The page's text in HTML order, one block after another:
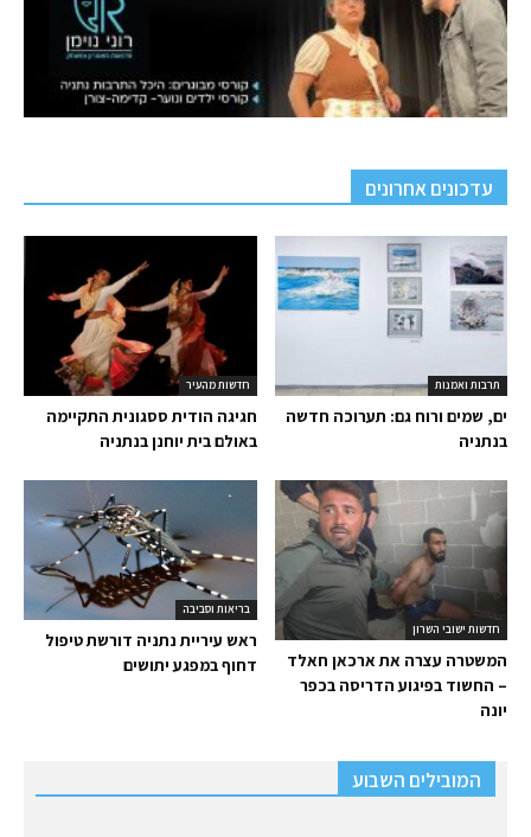
עדכונים אחרונים
חדשות מהעיר
חגיגה הודית ססגונית התקיימה
באולם בית יוחנן בנתניה
תרבות ואמנות
ים, שמים ורוח גם: תערוכה חדשה
בנתניה
בריאות וסביבה
ראש עיריית נתניה דורשת טיפול
דחוף במפגע יתושים
חדשות ישובי השרון
המשטרה עצרה את ארכאן חאלד
– החשוד בפיגוע הדריסה בכפר
יונה
המובילים השבוע